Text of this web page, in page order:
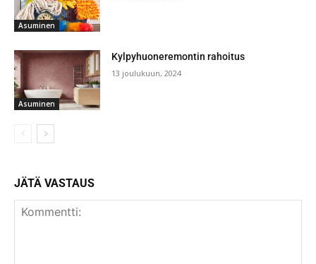
Asuminen
Asuminen
Kylpyhuoneremontin rahoitus
13 joulukuun, 2024
JÄTÄ VASTAUS